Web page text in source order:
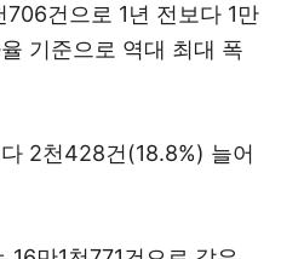
건으로 1년 전보다 1만
기준으로 역대 최대 폭
2천428건(18.8%) 늘어